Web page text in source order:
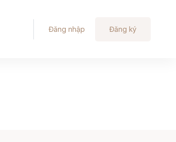
Đăng nhập Đăng ký